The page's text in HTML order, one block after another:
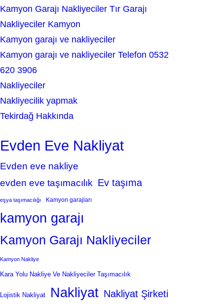
Kamyon Garajı Nakliyeciler Tır Garajı
Nakliyeciler Kamyon
Kamyon garajı ve nakliyeciler
Kamyon garajı ve nakliyeciler Telefon 0532
620 3906
Nakliyeciler
Nakliyecilik yapmak
Tekirdağ Hakkında
Evden Eve Nakliyat
Evden eve nakliye
evden eve taşımacılık Ev taşıma
eşya taşımacılığı Kamyon garajları
kamyon garajı
Kamyon Garajı Nakliyeciler
Kamyon Nakliye
Kara Yolu Nakliye Ve Nakliyeciler Taşımacılık
Lojistik Nakliyat Nakliyat Nakliyat Şirketi